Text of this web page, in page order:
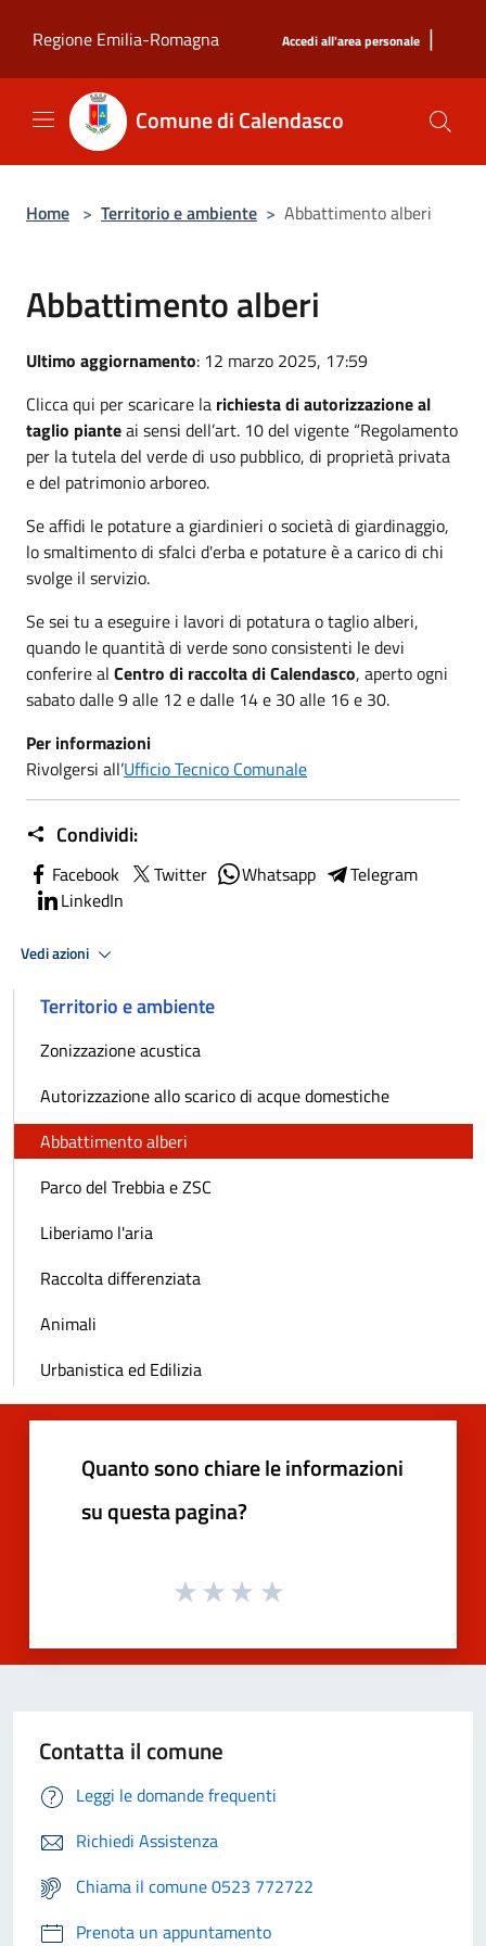
Regione Emilia-Romagna
Accedi all'area personale |
Comune di Calendasco
Home > Territorio e ambiente > Abbattimento alberi
Abbattimento alberi
Ultimo aggiornamento: 12 marzo 2025, 17:59
Clicca qui per scaricare la richiesta di autorizzazione al
taglio pianteai sensi dell’art. 10 del vigente “Regolamento
per la tutela del verde di uso pubblico, di proprietà privata
e del patrimonio arboreo.
Se affidi le potature a giardinieri o società di giardinaggio,
lo smaltimento di sfalci d'erba e potature è a carico di chi
svolge il servizio.
Se sei tu a eseguire i lavori di potatura o taglio alberi,
quando le quantità di verde sono consistenti le devi
conferire al Centro di raccolta di Calendasco, aperto ogni
sabato dalle 9 alle 12 e dalle 14 e 30 alle 16 e 30.
Per informazioni
Rivolgersi all’Ufficio Tecnico Comunale
Condividi:
Facebook Twitter Whatsapp
Telegram
LinkedIn
Vedi azioni
Territorio e ambiente
Zonizzazione acustica
Autorizzazione allo scarico di acque domestiche
Abbattimento alberi
Parco del Trebbia e ZSC
Liberiamo l'aria
Raccolta differenziata
Animali
Urbanistica ed Edilizia
Quanto sono chiare le informazioni
su questa pagina?
Contatta il comune
Leggi le domande frequenti
Richiedi Assistenza
Chiama il comune 0523 772722
Prenota un appuntamento